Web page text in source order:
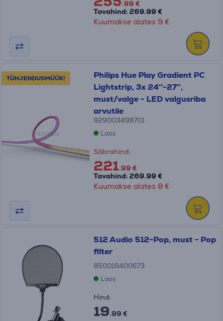
.99 €
Tavahind: 269.99 €
Kuumakse alates 9 €
TÜHJENDUSMÜÜK!
Philips Hue Play Gradient PC
Lightstrip, 3x 24''-27'',
must/valge - LED valgusriba
arvutile
929003498701
Laos
Sõbrahind:
221.99 €
Tavahind: 269.99 €
Kuumakse alates 8 €
512 Audio 512-Pop, must - Pop
filter
850016400673
Laos
Hind:
19.99 €